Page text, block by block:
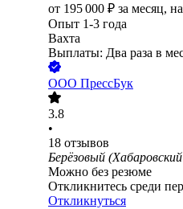
от 195 000 ₽ за месяц,
Опыт 1-3 года
Вахта
Выплаты: Два раза в
ООО ПрессБук
3.8
•
18 отзывов
Берёзовый
Можно без резюме
Откликнитесь среди
Откликнуться